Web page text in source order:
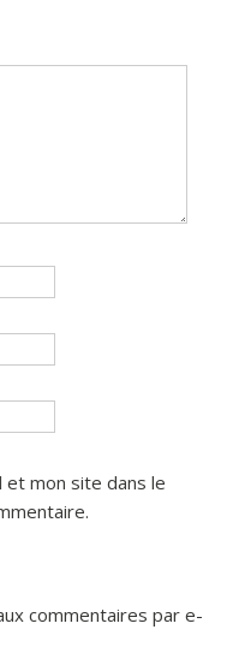
et mon site dans le
commentaires par e-